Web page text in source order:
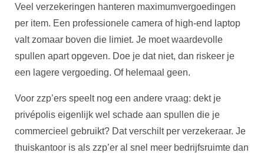
Veel verzekeringen hanteren maximumvergoedingen
per item. Een professionele camera of high-end laptop
valt zomaar boven die limiet. Je moet waardevolle
spullen apart opgeven. Doe je dat niet, dan riskeer je
een lagere vergoeding. Of helemaal geen.
Voor zzp’ers speelt nog een andere vraag: dekt je
privépolis eigenlijk wel schade aan spullen die je
commercieel gebruikt? Dat verschilt per verzekeraar. Je
thuiskantoor is als zzp’er al snel meer bedrijfsruimte dan